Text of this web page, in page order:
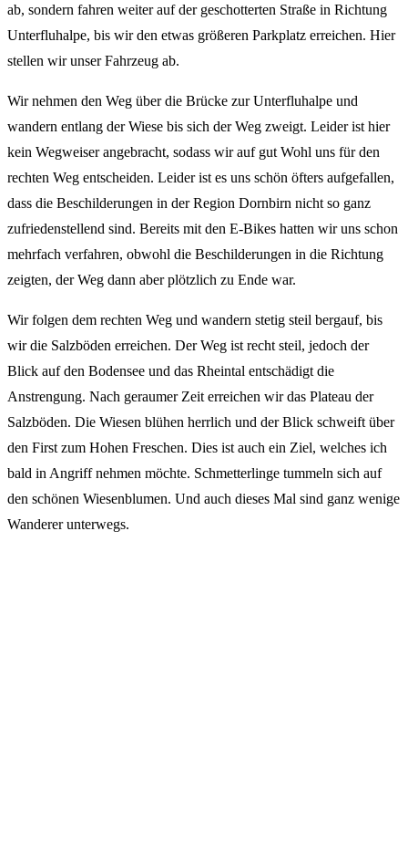
ab, sondern fahren weiter auf der geschotterten Straße in Richtung
Unterfluhalpe, bis wir den etwas größeren Parkplatz erreichen. Hier
stellen wir unser Fahrzeug ab.
Wir nehmen den Weg über die Brücke zur Unterfluhalpe und
wandern entlang der Wiese bis sich der Weg zweigt. Leider ist hier
kein Wegweiser angebracht, sodass wir auf gut Wohl uns für den
rechten Weg entscheiden. Leider ist es uns schön öfters aufgefallen,
dass die Beschilderungen in der Region Dornbirn nicht so ganz
zufriedenstellend sind. Bereits mit den E-Bikes hatten wir uns schon
mehrfach verfahren, obwohl die Beschilderungen in die Richtung
zeigten, der Weg dann aber plötzlich zu Ende war.
Wir folgen dem rechten Weg und wandern stetig steil bergauf, bis
wir die Salzböden erreichen. Der Weg ist recht steil, jedoch der
Blick auf den Bodensee und das Rheintal entschädigt die
Anstrengung. Nach geraumer Zeit erreichen wir das Plateau der
Salzböden. Die Wiesen blühen herrlich und der Blick schweift über
den First zum Hohen Freschen. Dies ist auch ein Ziel, welches ich
bald in Angriff nehmen möchte. Schmetterlinge tummeln sich auf
den schönen Wiesenblumen. Und auch dieses Mal sind ganz wenige
Wanderer unterwegs.